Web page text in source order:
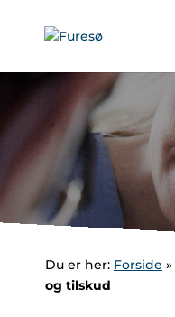
Du er her: Forside »
og tilskud